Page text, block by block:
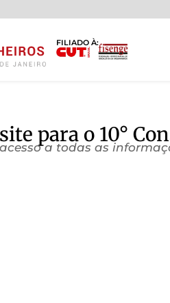
FILIADO À:
para o 10°
a todas as